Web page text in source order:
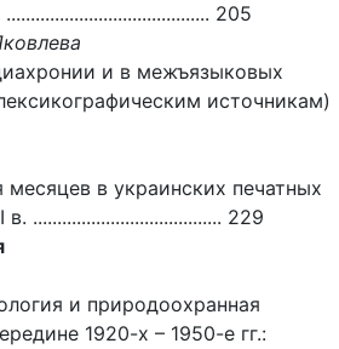
205
и в межъязыковых
источникам)
месяцев в украинских печатных
....................................... 229
и природоохранная
1920-х – 1950-е гг.: